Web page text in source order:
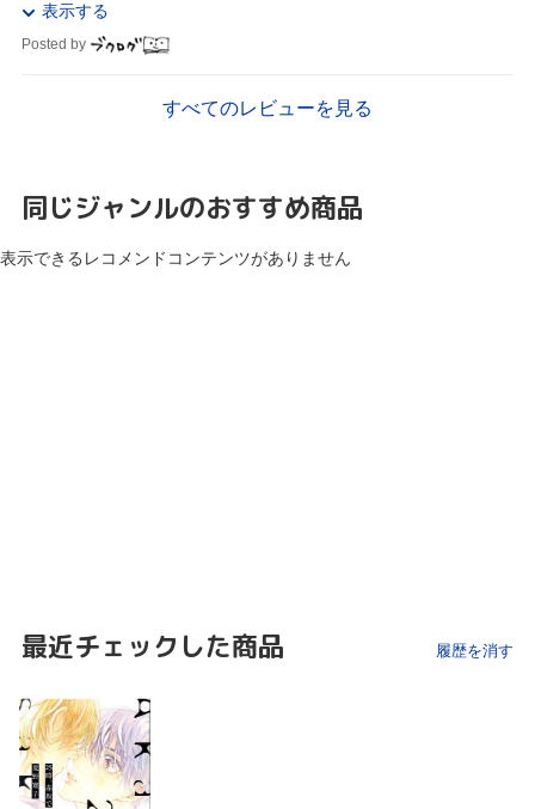
表示する
Posted by
すべてのレビューを見る
同じジャンルのおすすめ商品
表示できるレコメンドコンテンツがありません
最近チェックした商品 履歴を消す